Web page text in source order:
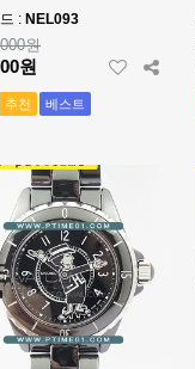
: NEL093
원
원
추천 베스트